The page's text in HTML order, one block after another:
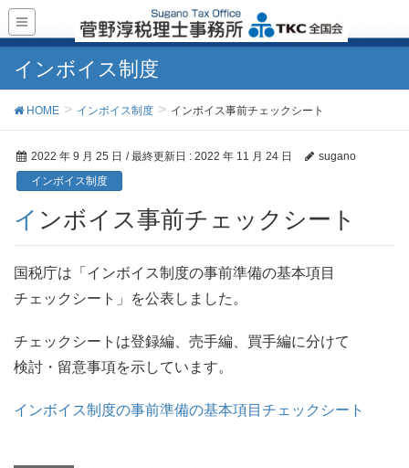
インボイス制度
HOME インボイス制度 インボイス事前チェックシート
2022 年 9 月 25 日 / 最終更新日 : 2022 年 11 月 24 日
sugano
インボイス制度
インボイス事前チェックシート
国税庁は「インボイス制度の事前準備の基本項目
チェックシート」を公表しました。
チェックシートは登録編、売手編、買手編に分けて
検討・留意事項を示しています。
インボイス制度の事前準備の基本項目チェックシート